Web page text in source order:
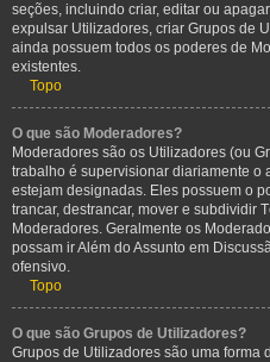
seções, incluindo criar, editar ou
expulsar Utilizadores, criar Grupos de
ainda possuem todos os poderes de
existentes.
Topo
O que são Moderadores?
Moderadores são os Utilizadores (ou
trabalho é supervisionar diariamente o
estejam designadas. Eles possuem o
trancar, destrancar, mover e subdividir
Moderadores. Geralmente os
possam ir Além do Assunto em
ofensivo.
Topo
O que são Grupos de Utilizadores?
Grupos de Utilizadores são uma forma